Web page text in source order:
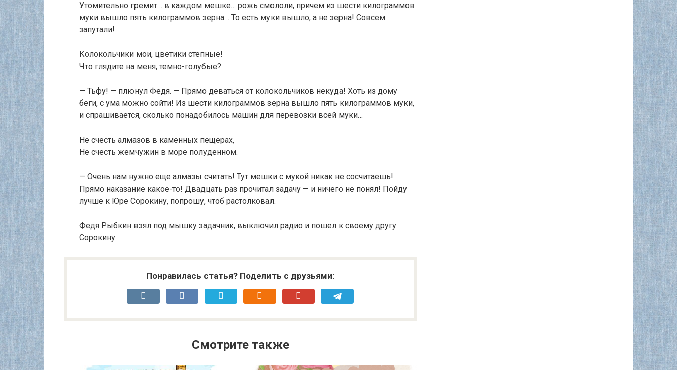
Утомительно гремит… в каждом мешке… рожь смололи, причем из шести килограммов
муки вышло пять килограммов зерна… То есть муки вышло, а не зерна! Совсем
запутали!
Колокольчики мои, цветики степные!
Что глядите на меня, темно-голубые?
— Тьфу! — плюнул Федя. — Прямо деваться от колокольчиков некуда! Хоть из дому
беги, с ума можно сойти! Из шести килограммов зерна вышло пять килограммов муки,
и спрашивается, сколько понадобилось машин для перевозки всей муки…
Не счесть алмазов в каменных пещерах,
Не счесть жемчужин в море полуденном.
— Очень нам нужно еще алмазы считать! Тут мешки с мукой никак не сосчитаешь!
Прямо наказание какое-то! Двадцать раз прочитал задачу — и ничего не понял! Пойду
лучше к Юре Сорокину, попрошу, чтоб растолковал.
Федя Рыбкин взял под мышку задачник, выключил радио и пошел к своему другу
Сорокину.
Понравилась статья? Поделить с друзьями:
Смотрите также